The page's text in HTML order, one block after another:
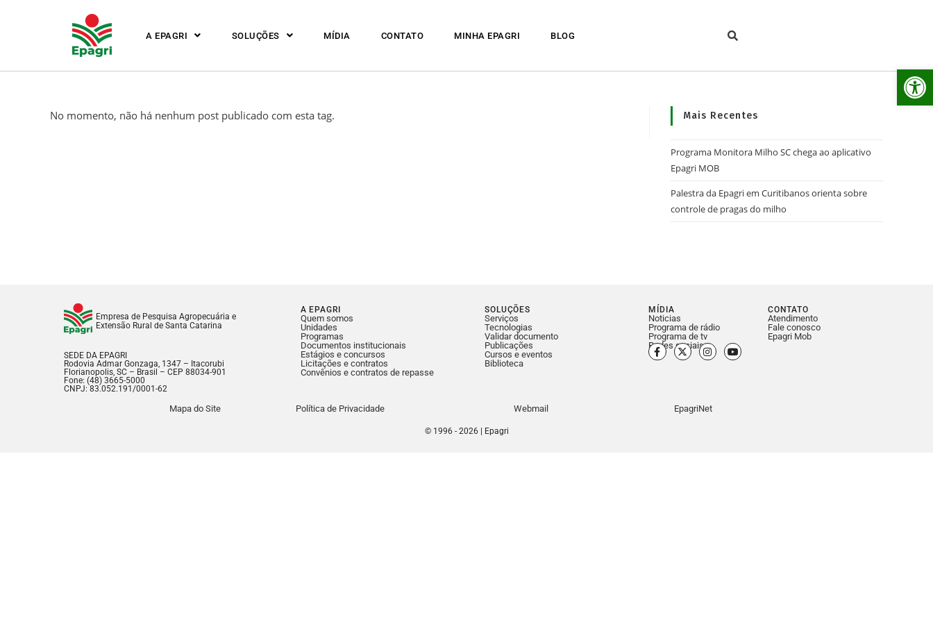
A EPAGRI SOLUÇÕES MÍDIA CONTATO MINHA EPAGRI BLOG
No momento, não há nenhum post publicado com esta tag. Mais Recentes
Programa Monitora Milho SC chega ao aplicativo
Epagri MOB
Palestra da Epagri em Curitibanos orienta sobre
controle de pragas do milho
Empresa de Pesquisa Agropecuária e
Extensão Rural de Santa Catarina
SEDE DA EPAGRI
Rodovia Admar Gonzaga, 1347 – Itacorubi
Florianopolis, SC – Brasil – CEP 88034-901
Fone: (48) 3665-5000
CNPJ: 83.052.191/0001-62
A EPAGRI
Quem somos
Unidades
Programas
Documentos institucionais
Estágios e concursos
Licitações e contratos
Convênios e contratos de repasse
SOLUÇÕES
Serviços
Tecnologias
Validar documento
Publicações
Cursos e eventos
Biblioteca
MÍDIA
Noticias
Programa de rádio
Programa de tv
Redes sociais
CONTATO
Atendimento
Fale conosco
Epagri Mob
Mapa do Site Política de Privacidade Webmail EpagriNet
© 1996 - 2026 | Epagri